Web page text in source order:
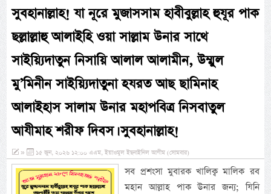
সুবহানাল্লাহ! যা নূরে মুজাসসাম হাবীবুল্লাহ হুযূর পাক
ছল্লাল্লাহু আলাইহি ওয়া সাল্লাম উনার সাথে
সাইয়্যিদাতুন নিসায়ি আলাল আলামীন, উম্মুল
মু’মিনীন সাইয়্যিদাতুনা হযরত আছ ছামিনাহ
আলাইহাস সালাম উনার মহাপবিত্র নিসবাতুল
আযীমাহ শরীফ দিবস। সুবহানাল্লাহ!
» ১৫ জুন, ২০২৬ ১২:০০ এএম, ইয়াওমুল ইছনাইনিল আযীম (সোমবার)
সব প্রশংসা মুবারক খালিক্ব মালিক রব
মহান আল্লাহ পাক উনার জন্য; যিনি